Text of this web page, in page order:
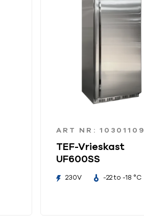
ART NR: 10301109
TEF-Vrieskast
UF600SS
230V -22 to -18 °C